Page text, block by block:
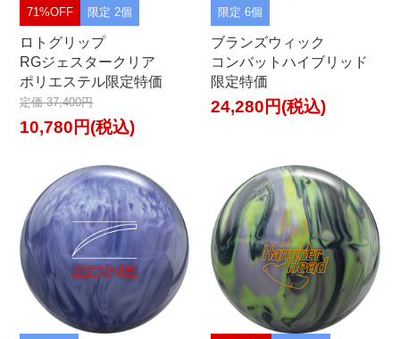
71%OFF 限定 2個
ロトグリップ
RGジェスタークリア
ポリエステル限定特価
定価 37,400円
10,780円(税込)
限定 6個
ブランズウィック
コンバットハイブリッド
限定特価
24,280円(税込)